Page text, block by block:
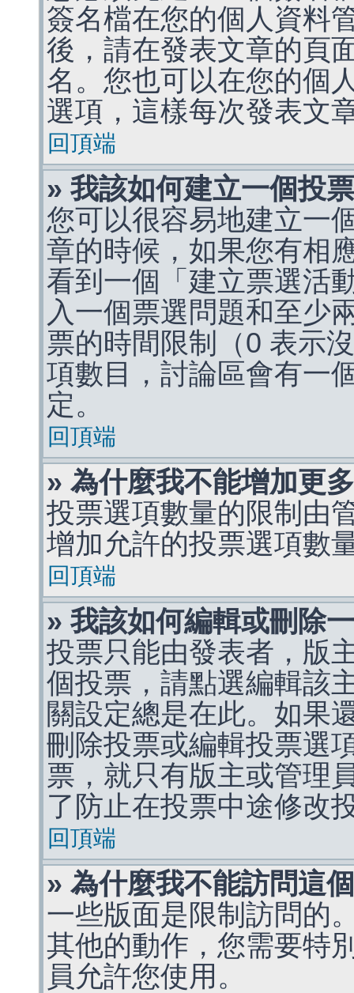
簽名檔在您的個人資料
後，請在發表文章的頁
名。您也可以在您的個
選項，這樣每次發表文
回頂端
» 我該如何建立一個投
您可以很容易地建立一
章的時候，如果您有相
看到一個「建立票選活
入一個票選問題和至少
票的時間限制（0 表示
項數目，討論區會有一
定。
回頂端
» 為什麼我不能增加更
投票選項數量的限制由
增加允許的投票選項數
回頂端
» 我該如何編輯或刪除
投票只能由發表者，版
個投票，請點選編輯該
關設定總是在此。如果
刪除投票或編輯投票選
票，就只有版主或管理
了防止在投票中途修改
回頂端
» 為什麼我不能訪問這
一些版面是限制訪問的
其他的動作，您需要特
員允許您使用。